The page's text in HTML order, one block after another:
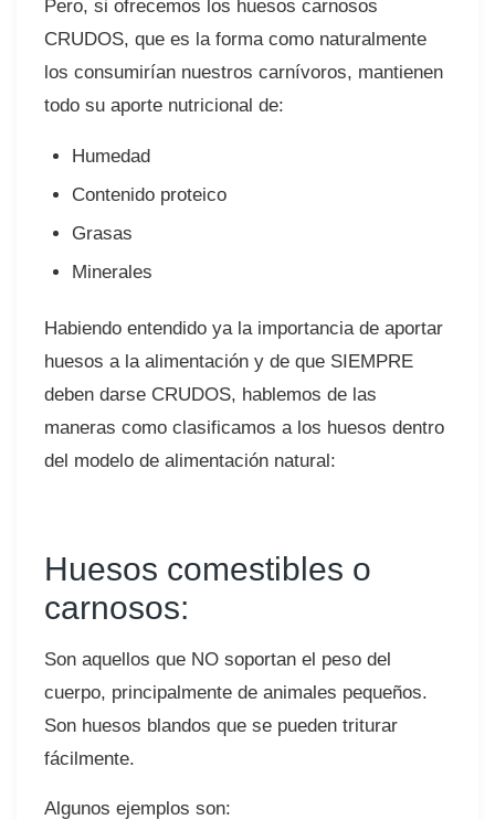
Pero, si ofrecemos los huesos carnosos
CRUDOS, que es la forma como naturalmente
los consumirían nuestros carnívoros, mantienen
todo su aporte nutricional de:
Humedad
Contenido proteico
Grasas
Minerales
Habiendo entendido ya la importancia de aportar
huesos a la alimentación y de que SIEMPRE
deben darse CRUDOS, hablemos de las
maneras como clasificamos a los huesos dentro
del modelo de alimentación natural:
Huesos comestibles o
carnosos:
Son aquellos que NO soportan el peso del
cuerpo, principalmente de animales pequeños.
Son huesos blandos que se pueden triturar
fácilmente.⠀
Algunos ejemplos son:⠀